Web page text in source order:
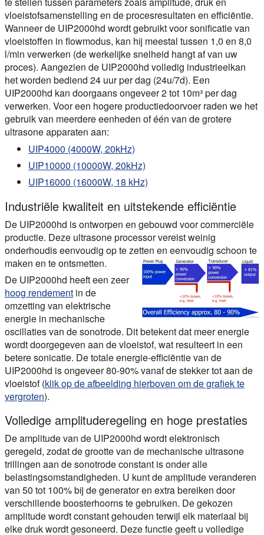
vloeistofsamenstelling en de procesresultaten en efficiëntie.
Wanneer de UIP2000hd wordt gebruikt voor sonificatie van
vloeistoffen in flowmodus, kan hij meestal tussen 1,0 en 8,0
l/min verwerken (de werkelijke snelheid hangt af van uw
proces). Aangezien de UIP2000hd volledig industrieelkan
het worden bediend 24 uur per dag (24u/7d). Een
UIP2000hd kan doorgaans ongeveer 2 tot 10m³ per dag
verwerken. Voor een hogere productiedoorvoer raden we het
gebruik van meerdere eenheden of één van de grotere
ultrasone apparaten aan:
UIP4000 (4000W, 20kHz)
UIP10000 (10000W, 20kHz)
UIP16000 (16000W, 18 kHz)
Industriële kwaliteit en uitstekende efficiëntie
De UIP2000hd is ontworpen en gebouwd voor commerciële
productie. Deze ultrasone processor vereistweinig
onderhoudis eenvoudig op te zetten en eenvoudig schoon te
maken en te ontsmetten.
De UIP2000hd heeft een zeer
hoog rendement in de
omzetting van elektrische
energie in mechanische
oscillaties van de sonotrode. Dit betekent dat meer energie
wordt doorgegeven aan de vloeistof, wat resulteert in een
betere sonicatie. De totale energie-efficiëntie van de
UIP2000hd is ongeveer 80-90% vanaf de stekker tot aan de
vloeistof (klik op de afbeelding hierboven om de grafiek te
vergroten).
Volledige amplituderegeling en hoge prestaties
De amplitude van de UIP2000hd wordt elektronisch
geregeld, zodat de grootte van de mechanische ultrasone
trillingen aan de sonotrode constant is onder alle
belastingsomstandigheden. U kunt de amplitude veranderen
van 50 tot 100% bij de generator en extra bereiken door
verschillende boosterhoorns te gebruiken. De gekozen
amplitude wordt constant gehouden terwijl elk materiaal bij
elke druk wordt gesoneerd. Deze functie geeft u volledige